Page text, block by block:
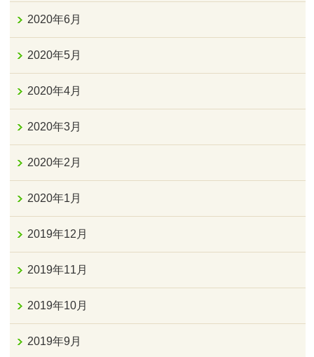
2020年6月
2020年5月
2020年4月
2020年3月
2020年2月
2020年1月
2019年12月
2019年11月
2019年10月
2019年9月